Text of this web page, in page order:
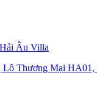
Hải Âu Villa
Lô Thương Mại